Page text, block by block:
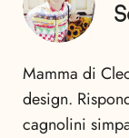
Mamma di
design.
cagnolini